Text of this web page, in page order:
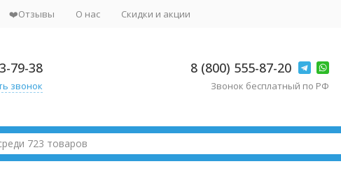
❤️Отзывы О нас Скидки и акции
79-38
звонок
8 (800) 555-87-20
Звонок бесплатный по РФ